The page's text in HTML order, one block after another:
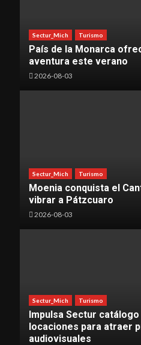
Sectur_Mich Turismo
País de la Monarca
aventura este verano
2026-08-03
Sectur_Mich Turismo
Moenia conquista el
vibrar a Pátzcuaro
2026-08-03
Sectur_Mich Turismo
Impulsa Sectur
locaciones para atraer
audiovisuales